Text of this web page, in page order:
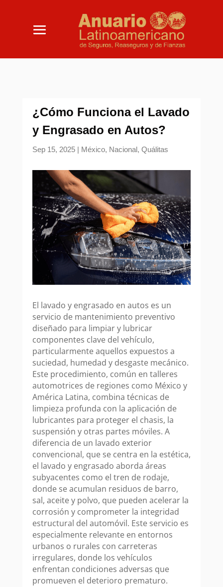
¿Cómo Funciona el Lavado
y Engrasado en Autos?
Sep 15, 2025| México, Nacional, Quálitas
El lavado y engrasado en autos es un
servicio de mantenimiento preventivo
diseñado para limpiar y lubricar
componentes clave del vehículo,
particularmente aquellos expuestos a
suciedad, humedad y desgaste mecánico.
Este procedimiento, común en talleres
automotrices de regiones como México y
América Latina, combina técnicas de
limpieza profunda con la aplicación de
lubricantes para proteger el chasis, la
suspensión y otras partes móviles. A
diferencia de un lavado exterior
convencional, que se centra en la estética,
el lavado y engrasado aborda áreas
subyacentes como el tren de rodaje,
donde se acumulan residuos de barro,
sal, aceite y polvo, que pueden acelerar la
corrosión y comprometer la integridad
estructural del automóvil. Este servicio es
especialmente relevante en entornos
urbanos o rurales con carreteras
irregulares, donde los vehículos
enfrentan condiciones adversas que
promueven el deterioro prematuro.